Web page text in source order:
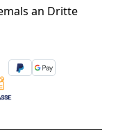
an Dritte